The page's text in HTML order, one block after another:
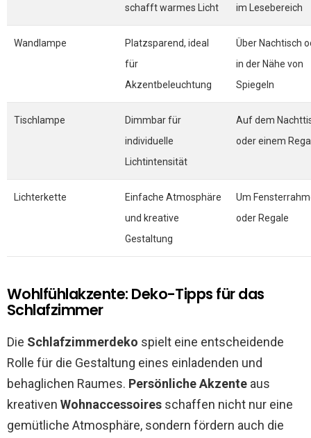
schafft warmes Licht
im Lesebereich
Wandlampe
Platzsparend, ideal
für
Akzentbeleuchtung
Über Nachtisch
in der Nähe von
Spiegeln
Tischlampe
Dimmbar für
individuelle
Lichtintensität
Auf dem
oder einem
Lichterkette
Einfache Atmosphäre
und kreative
Gestaltung
Um
oder Regale
Wohlfühlakzente: Deko-Tipps für das
Schlafzimmer
Die Schlafzimmerdeko spielt eine entscheidende
Rolle für die Gestaltung eines einladenden und
behaglichen Raumes. Persönliche Akzente aus
kreativen Wohnaccessoires schaffen nicht nur eine
gemütliche Atmosphäre, sondern fördern auch die